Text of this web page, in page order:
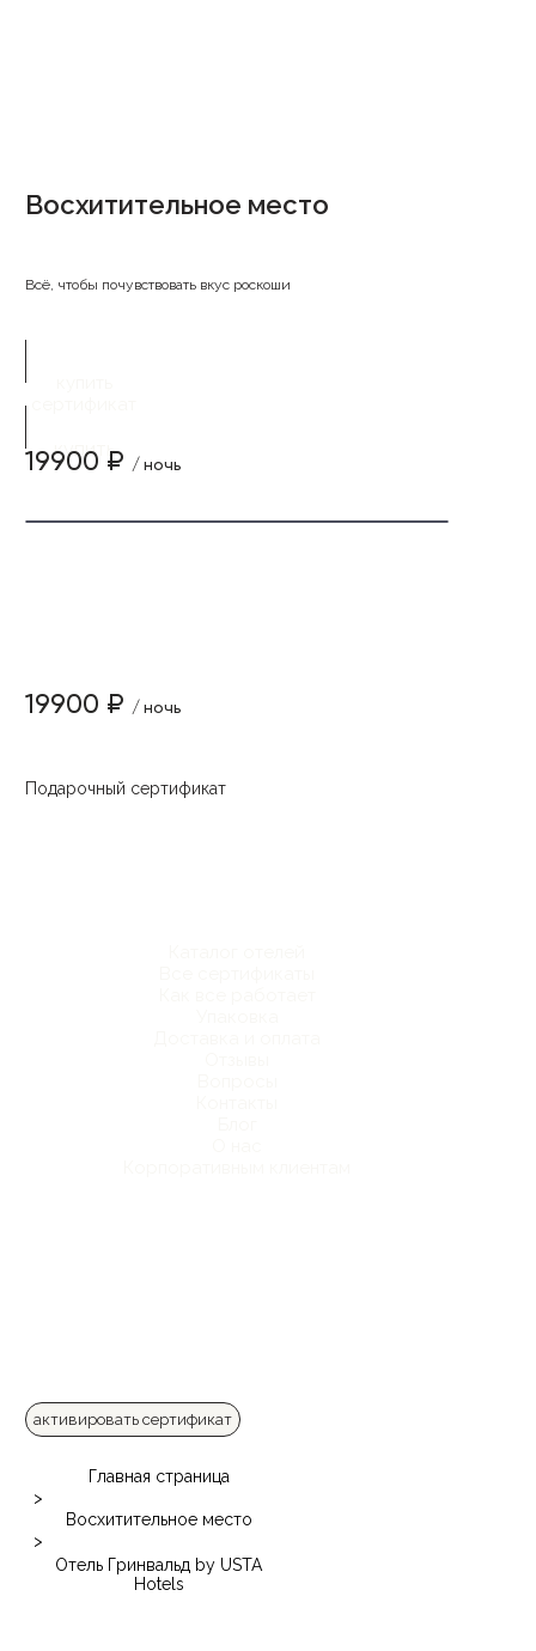
Восхитительное место
Всё, чтобы почувствовать вкус роскоши
купить
19900 ₽ / ночь
19900 ₽ / ночь
Подарочный сертификат
активировать сертификат
Главная страница
>
Восхитительное место
>
Отель Гринвальд by USTA
Hotels